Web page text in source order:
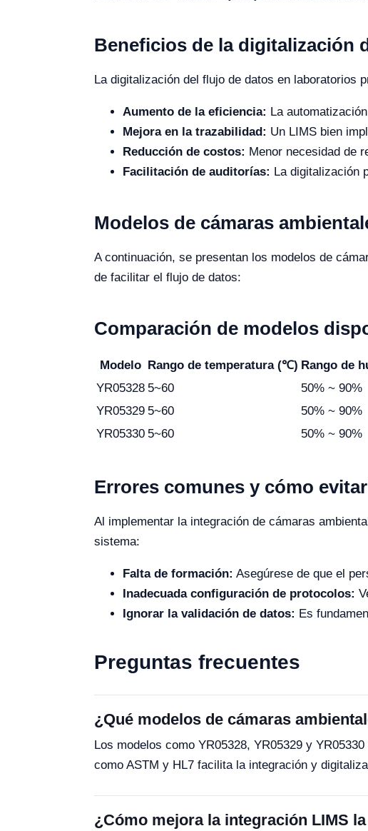
Beneficios de la digitalización
La digitalización del flujo de datos en laboratorios
Aumento de la eficiencia: La
Mejora en la trazabilidad: Un LIMS bien
Reducción de costos: Menor necesidad de
Facilitación de auditorías: La digitalización
Modelos de cámaras
A continuación, se presentan los modelos de
de facilitar el flujo de datos:
Comparación de modelos
Modelo Rango de temperatura (℃) Rango de
YR05328 5~60 50% ~ 90%
YR05329 5~60 50% ~ 90%
YR05330 5~60 50% ~ 90%
Errores comunes y cómo
Al implementar la integración de cámaras
sistema:
Falta de formación: Asegúrese de que el
Inadecuada configuración de protocolos:
Ignorar la validación de datos: Es
Preguntas frecuentes
¿Qué modelos de cámaras
Los modelos como YR05328, YR05329 y
como ASTM y HL7 facilita la integración y
¿Cómo mejora la integración LIMS